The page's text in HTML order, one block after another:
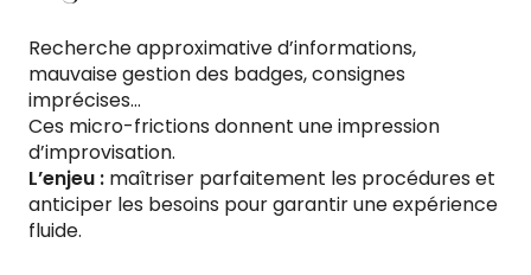
Recherche approximative d’informations,
mauvaise gestion des badges, consignes
imprécises…
Ces micro-frictions donnent une impression
d’improvisation.
L’enjeu : maîtriser parfaitement les procédures et
anticiper les besoins pour garantir une expérience
fluide.